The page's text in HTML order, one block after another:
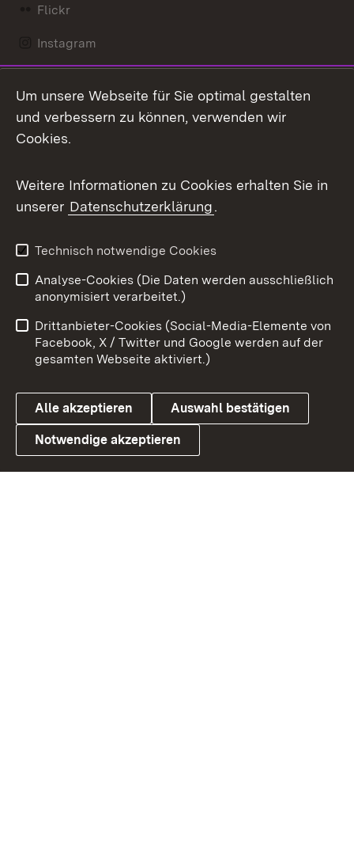
Flickr
Instagram
Mastodon
Messenger
Social Wall
X / Twitter
Youtube
Link zum Landesportal
Benutzungshinweise
Barrierefreiheit
Datenschutz
Cookies
Um unsere Webseite für Sie optimal gestalten
und verbessern zu können, verwenden wir
Cookies.
Weitere Informationen zu Cookies erhalten Sie in
unserer Datenschutzerklärung.
Technisch notwendige Cookies
Analyse-Cookies (Die Daten werden ausschließlich
anonymisiert verarbeitet.)
Drittanbieter-Cookies (Social-Media-Elemente von
Facebook, X / Twitter und Google werden auf der
gesamten Webseite aktiviert.)
Alle akzeptieren Auswahl bestätigen
Notwendige akzeptieren